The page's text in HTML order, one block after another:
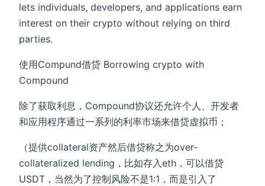
lets individuals, developers, and applications earn
interest on their crypto without relying on third
parties.
使用Compund借贷 Borrowing crypto with
Compound
除了获取利息，Compound协议还允许个人、开发者
和应用程序通过一系列的利率市场来借贷虚拟币；
（提供collateral资产然后借贷称之为over-
collateralized lending，比如存入eth，可以借贷
USDT，当然为了控制风险不是1:1，而是引入了